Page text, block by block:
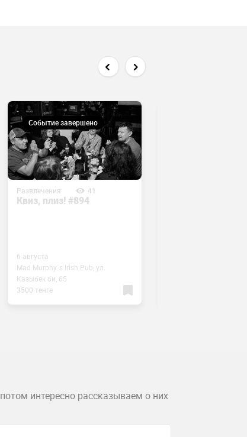
Событие завершено
Развлечения 41
Квиз, плиз! #894
6 августа
Mad Murphy`s Irish Pub, ул.
Казыбек би, 65
3500 тенге
интересно рассказываем о них